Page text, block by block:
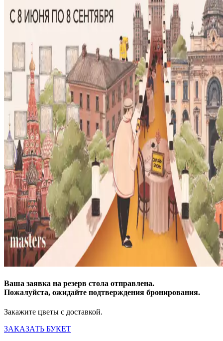
Ваша заявка на резерв стола отправлена.
Пожалуйста, ожидайте подтверждения бронирования.
Закажите цветы с доставкой.
ЗАКАЗАТЬ БУКЕТ